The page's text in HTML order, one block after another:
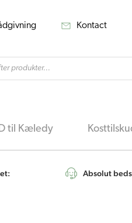
Kontact
til Kæledy
Absolut